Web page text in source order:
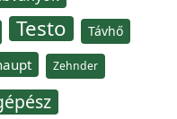
Testo Távhő
Zehnder